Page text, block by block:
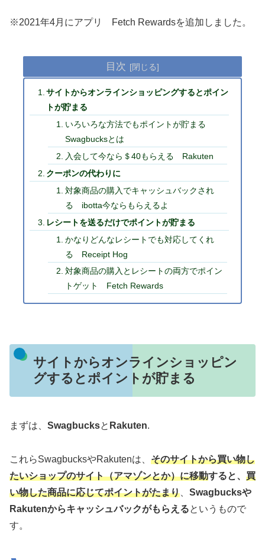
※2021年4月にアプリ Fetch Rewardsを追加しました。
目次
サイトからオンラインショッピングするとポイン
トが貯まる
いろいろな方法でもポイントが貯まる
Swagbucksとは
入会して今なら＄40もらえる Rakuten
クーポンの代わりに
対象商品の購入でキャッシュバックされ
る ibotta今ならもらえるよ
レシートを送るだけでポイントが貯まる
かなりどんなレシートでも対応してくれ
る Receipt Hog
対象商品の購入とレシートの両方でポイン
トゲット Fetch Rewards
サイトからオンラインショッピン
グするとポイントが貯まる
まずは、 Swagbucksと Rakuten.
これらSwagbucksやRakutenは、 そのサイトから買い物し
たいショップのサイト（アマゾンとか）に移動すると、 買
い物した商品に応じてポイントがたまり
Swagbucksや
Rakutenからキャッシュバックがもらえるというもので
す。